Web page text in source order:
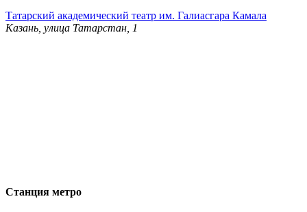
Татарский академический театр им. Галиасгара Камала
Казань, улица Татарстан, 1
Станция метро